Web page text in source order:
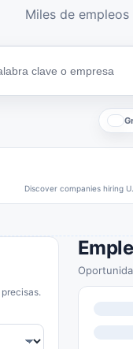
Miles de
Discover companies hiring